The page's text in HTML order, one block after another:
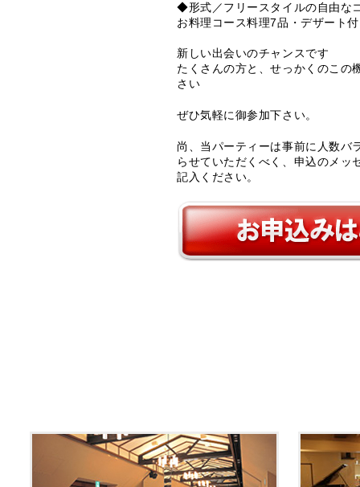
◆形式／フリースタイルの自由な
お料理コース料理7品・デザート
新しい出会いのチャンスです
たくさんの方と、せっかくのこの
さい
ぜひ気軽に御参加下さい。
尚、当パーティーは事前に人数バ
らせていただくべく、申込のメッ
記入ください。